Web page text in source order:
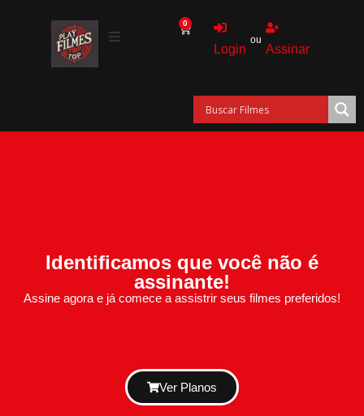
0
Login
ou
Assinar
Identificamos que você não é
assinante!
Assine agora e já comece a assistrir seus filmes preferidos!
Ver Planos